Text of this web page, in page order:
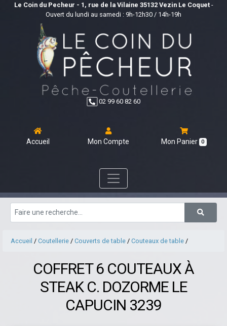
Le Coin du Pecheur - 1, rue de la Vilaine 35132 Vezin Le Coquet-
Ouvert du lundi au samedi : 9h-12h30 / 14h-19h
02 99 60 82 60
Accueil Mon Compte Mon Panier 0
Accueil / Coutellerie / Couverts de table / Couteaux de table /
COFFRET 6 COUTEAUX À
STEAK C. DOZORME LE
CAPUCIN 3239